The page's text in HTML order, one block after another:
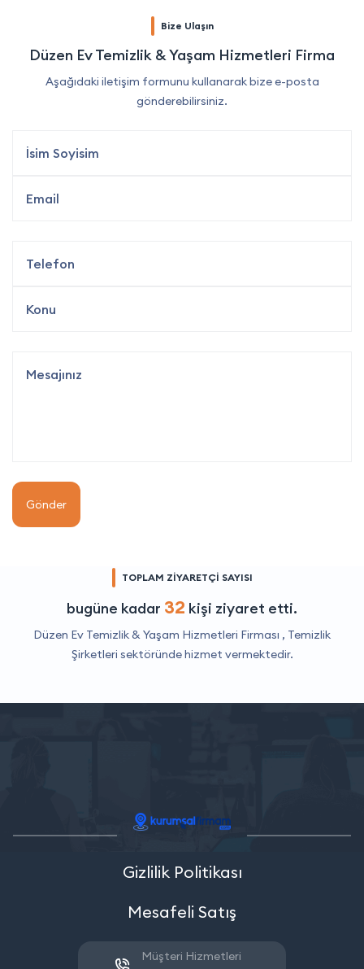
Bize Ulaşın
Düzen Ev Temizlik & Yaşam Hizmetleri Firma
Aşağıdaki iletişim formunu kullanarak bize e-posta
gönderebilirsiniz.
Gönder
TOPLAM ZİYARETÇİ SAYISI
bugüne kadar 32 kişi ziyaret etti.
Düzen Ev Temizlik & Yaşam Hizmetleri Firması , Temizlik
Şirketleri sektöründe hizmet vermektedir.
Gizlilik Politikası
Mesafeli Satış
Müşteri Hizmetleri